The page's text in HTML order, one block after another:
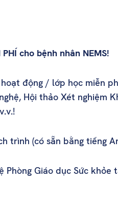
cho bệnh nhân NEMS!
động / lớp học miễn
Hội thảo Xét nghiệm
trình (có sẵn bằng tiếng
Giáo dục Sức khỏe